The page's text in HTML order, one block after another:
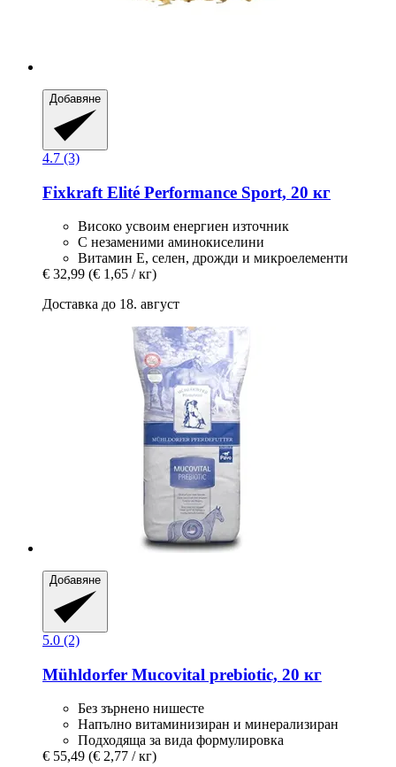
Добавяне
4.7 (3)
Fixkraft Elité Performance Sport, 20 кг
Високо усвоим енергиен източник
С незаменими аминокиселини
Витамин Е, селен, дрожди и микроелементи
€ 32,99 (€ 1,65 / кг)
Доставка до 18. август
Добавяне
5.0 (2)
Mühldorfer Mucovital prebiotic, 20 кг
Без зърнено нишесте
Напълно витаминизиран и минерализиран
Подходяща за вида формулировка
€ 55,49 (€ 2,77 / кг)